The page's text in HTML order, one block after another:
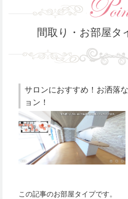
間取り・お部屋タ
サロンにおすすめ！お洒落
ョン！
この記事のお部屋タイプです。